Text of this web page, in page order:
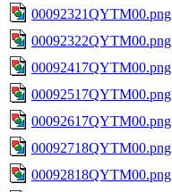
00092321QYTM00.png
00092322QYTM00.png
00092417QYTM00.png
00092517QYTM00.png
00092617QYTM00.png
00092718QYTM00.png
00092818QYTM00.png